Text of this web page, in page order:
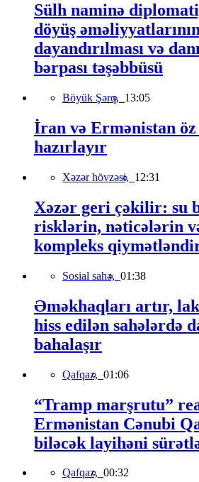
Sülh naminə
döyüş
dayandırılması və
bərpası təşəbbüsü
Böyük Şərq, 13:05
İran və Ermənistan
hazırlayır
Xəzər hövzəsi, 12:31
Xəzər geri çəkilir: su
risklərin, nəticələrin
kompleks
Sosial sahə, 01:38
Əməkhaqları artır,
hiss edilən sahələrdə
bahalaşır
Qafqaz, 01:06
“Tramp marşrutu”
Ermənistan Cənubi
biləcək layihəni
Qafqaz, 00:32